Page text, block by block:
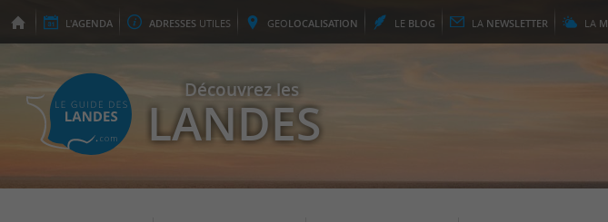
L'AGENDA ADRESSES UTILES GEOLOCALISATION LE BLOG LA NEWSLETTER LA
Découvrez les
LANDES